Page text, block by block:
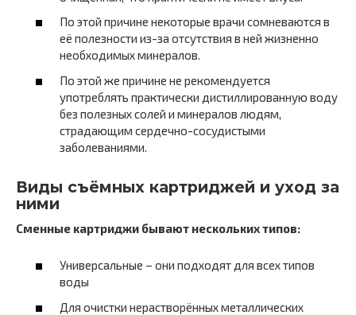
По этой причине некоторые врачи сомневаются в
её полезности из-за отсутствия в ней жизненно
необходимых минералов.
По этой же причине не рекомендуется
употреблять практически дистиллированную воду
без полезных солей и минералов людям,
страдающим сердечно-сосудистыми
заболеваниями.
Виды съёмных картриджей и уход за
ними
Сменные картриджи бывают нескольких типов:
Универсальные – они подходят для всех типов
воды
Для очистки нерастворённых металлических